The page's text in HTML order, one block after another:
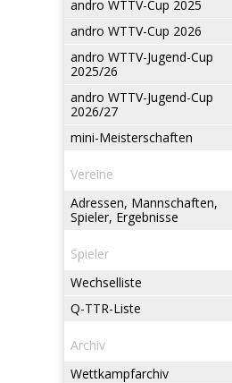
andro WTTV-Cup 2025
andro WTTV-Cup 2026
andro WTTV-Jugend-Cup
2025/26
andro WTTV-Jugend-Cup
2026/27
mini-Meisterschaften
Vereine
Adressen, Mannschaften,
Spieler, Ergebnisse
Spieler
Wechselliste
Q-TTR-Liste
Archiv
Wettkampfarchiv